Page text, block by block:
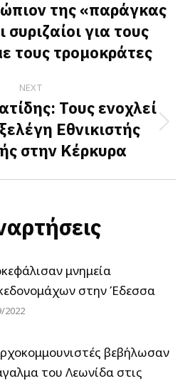
Previous
post:
της «παράγκας
για τους
τους τρομοκράτες
NEXT
Next
post:
Τους ενοχλεί
Εθνικιστής
στην Κέρκυρα
μνημεία
στην Έδεσσα
2022
βεβήλωσαν
του Λεωνίδα στις